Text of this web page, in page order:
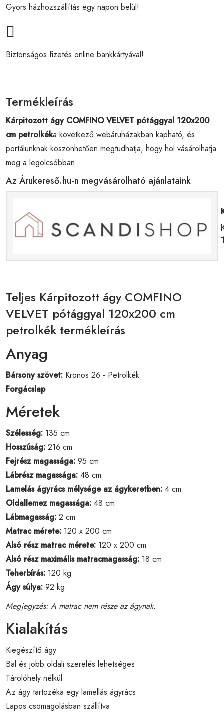
Gyors házhozszállítás egy napon belül!
Biztonságos fizetés online bankkártyával!
Termékleírás
Kárpitozott ágy COMFINO VELVET pótággyal 120x200
cm petrolkéka következő webáruházakban kapható, és
portálunknak köszönhetően megtudhatja, hogy hol vásárolhatja
meg a legolcsóbban.
Az Árukereső.hu-n megvásárolható ajánlataink
Teljes Kárpitozott ágy COMFINO
VELVET pótággyal 120x200 cm
petrolkék termékleírás
Anyag
Bársony szövet: Kronos 26 - Petrolkék
Forgácslap
Méretek
Szélesség: 135 cm
Hosszúság: 216 cm
Fejrész magassága: 95 cm
Lábrész magassága: 48 cm
Lamelás ágyrács mélysége az ágykeretben: 4 cm
Oldallemez magassága: 48 cm
Lábmagasság: 2 cm
Matrac mérete: 120 x 200 cm
Alsó rész matrac mérete: 120 x 200 cm
Alsó rész maximális matracmagasság: 18 cm
Teherbírás: 120 kg
Ágy súlya: 92 kg
Megjegyzés: A matrac nem része az ágynak.
Kialakítás
Kiegészítő ágy
Bal és jobb oldali szerelés lehetséges
Tárolóhely nélkül
Az ágy tartozéka egy lamellás ágyrács
Lapos csomagolásban szállítva